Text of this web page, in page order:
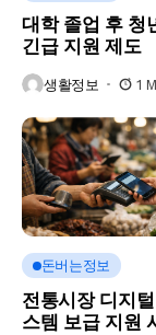
대학 졸업 후 청
긴급 지원 제도
생활정보 1
돈버는정보
전통시장 디지털
스템 보급 지원